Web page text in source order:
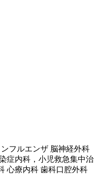
フルエンザ 脳神経外科
症内科，小児救急集中治
心療内科 歯科口腔外科